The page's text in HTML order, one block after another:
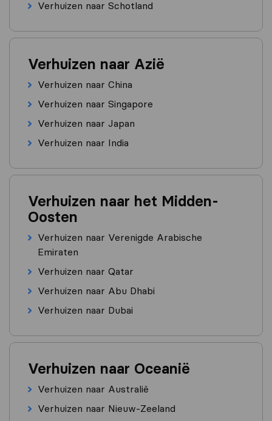
Verhuizen naar Schotland
Verhuizen naar Azië
Verhuizen naar China
Verhuizen naar Singapore
Verhuizen naar Japan
Verhuizen naar India
Verhuizen naar het Midden-
Oosten
Verhuizen naar Verenigde Arabische
Emiraten
Verhuizen naar Qatar
Verhuizen naar Abu Dhabi
Verhuizen naar Dubai
Verhuizen naar Oceanië
Verhuizen naar Australië
Verhuizen naar Nieuw-Zeeland